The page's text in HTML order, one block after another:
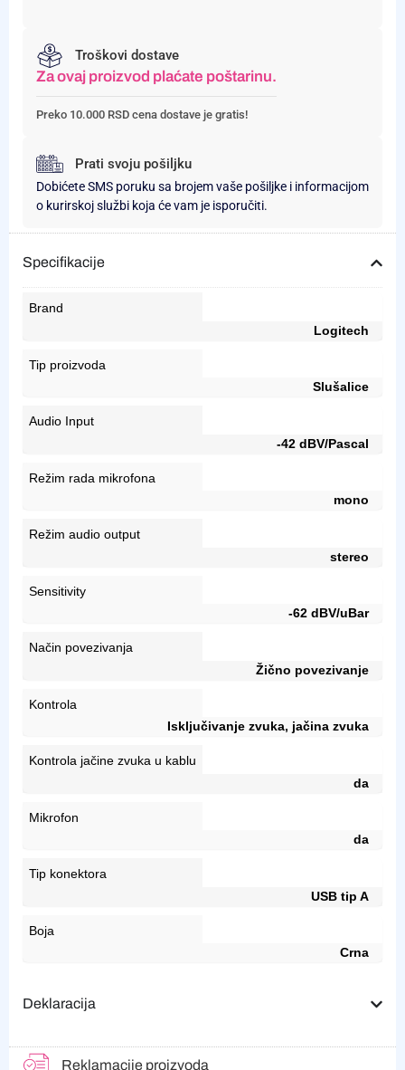
Troškovi dostave
Za ovaj proizvod plaćate poštarinu.
Preko 10.000 RSD cena dostave je gratis!
Prati svoju pošiljku
Dobićete SMS poruku sa brojem vaše pošiljke i informacijom
o kurirskoj službi koja će vam je isporučiti.
Specifikacije
Brand
Logitech
Tip proizvoda
Slušalice
Audio Input
-42 dBV/Pascal
Režim rada mikrofona
mono
Režim audio output
stereo
Sensitivity
-62 dBV/uBar
Način povezivanja
Žično povezivanje
Kontrola
Isključivanje zvuka, jačina zvuka
Kontrola jačine zvuka u kablu
da
Mikrofon
da
Tip konektora
USB tip A
Boja
Crna
Deklaracija
Reklamacije proizvoda